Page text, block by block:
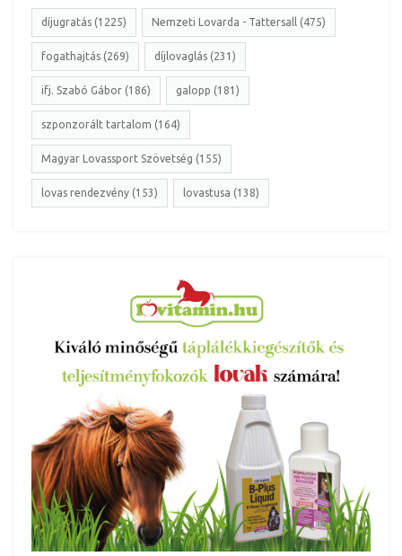
díjugratás (1225) Nemzeti Lovarda - Tattersall (475)
fogathajtás (269) díjlovaglás (231)
ifj. Szabó Gábor (186) galopp (181)
szponzorált tartalom (164)
Magyar Lovassport Szövetség (155)
lovas rendezvény (153) lovastusa (138)